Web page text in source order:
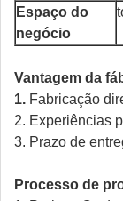
Espaço do
negócio
Vantagem da
1. Fabricação
2. Experiências
3. Prazo de
Processo de